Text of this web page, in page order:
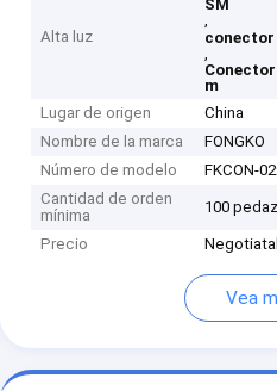
Alta luz
SM
,
conector
,
m
Lugar de origen
China
Nombre de la marca
FONGKO
Número de modelo
FKCON-
Cantidad de orden
mínima
100
Precio
Vea